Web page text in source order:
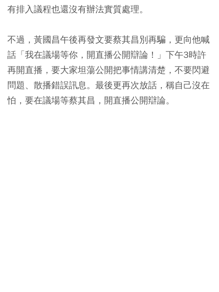
有排入議程也還沒有辦法實質處理。
不過，黃國昌午後再發文要蔡其昌別再騙，更向他喊
話「我在議場等你，開直播公開辯論！」下午3時許
再開直播，要大家坦蕩公開把事情講清楚，不要閃避
問題、散播錯誤訊息。最後更再次放話，稱自己沒在
怕，要在議場等蔡其昌，開直播公開辯論。